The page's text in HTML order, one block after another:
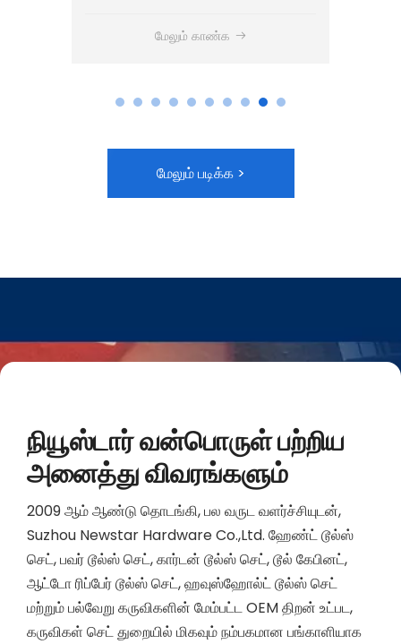
மேலும் காண்க
மேலும் படிக்க >
நியூஸ்டார் வன்பொருள் பற்றிய
அனைத்து விவரங்களும்
2009 ஆம் ஆண்டு தொடங்கி, பல வருட வளர்ச்சியுடன்,
Suzhou Newstar Hardware Co.,Ltd. ஹேண்ட் டூல்ஸ்
செட், பவர் டூல்ஸ் செட், கார்டன் டூல்ஸ் செட், டூல் கேபினட்,
ஆட்டோ ரிப்பேர் டூல்ஸ் செட், ஹவுஸ்ஹோல்ட் டூல்ஸ் செட்
மற்றும் பல்வேறு கருவிகளின் மேம்பட்ட OEM திறன் உட்பட,
கருவிகள் செட் துறையில் மிகவும் நம்பகமான பங்காளியாக